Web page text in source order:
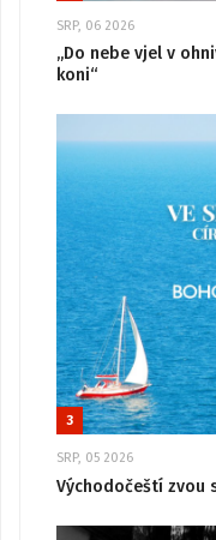
SRP, 06 2026
„Do nebe vjel v
koni“
3
SRP, 05 2026
Východočeští zvou